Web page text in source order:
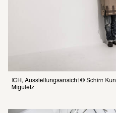
ICH, Ausstellungsansicht © Schirn
Miguletz